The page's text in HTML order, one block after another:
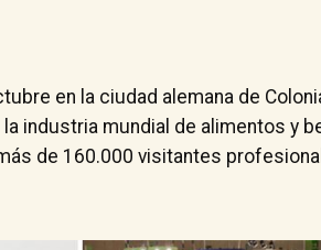
en la ciudad alemana de
industria mundial de alimentos y
de 160.000 visitantes